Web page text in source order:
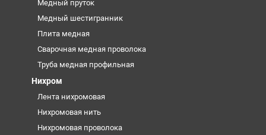
Медный пруток
Медный шестигранник
Плита медная
Сварочная медная проволока
Труба медная профильная
Нихром
Лента нихромовая
Нихромовая нить
Нихромовая проволока